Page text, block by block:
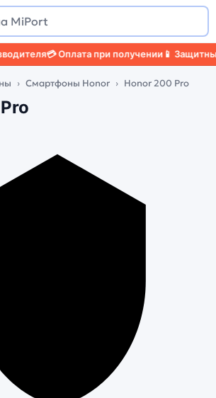
💳 Оплата при получении📱 Защитный
Смартфоны Honor Honor 200 Pro